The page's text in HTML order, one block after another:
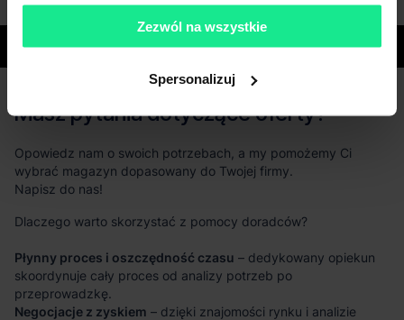
Zezwól na wszystkie
Spersonalizuj
Województwa
Masz pytania dotyczące oferty?
Opowiedz nam o swoich potrzebach, a my pomożemy Ci
wybrać magazyn dopasowany do Twojej firmy.
Napisz do nas!
Dlaczego warto skorzystać z pomocy doradców?
Płynny proces i oszczędność czasu – dedykowany opiekun
skoordynuje cały proces od analizy potrzeb po
przeprowadzkę.
Negocjacje z zyskiem – dzięki znajomości rynku i analizie